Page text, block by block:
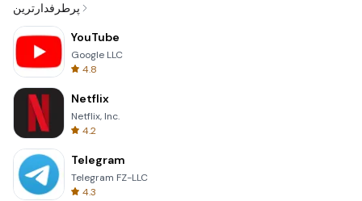
پرطرفدارترین
YouTube
Google LLC
4.8
Netflix
Netflix, Inc.
4.2
Telegram
Telegram FZ-LLC
4.3